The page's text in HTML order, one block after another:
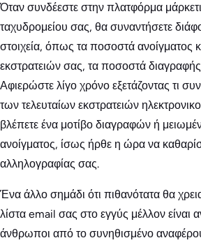
Όταν συνδέεστε στην πλατφόρμα
ταχυδρομείου σας, θα συναντήσετε
στοιχεία, όπως τα ποσοστά ανοίγματος
εκστρατειών σας, τα ποσοστά
Αφιερώστε λίγο χρόνο εξετάζοντας τι
των τελευταίων εκστρατειών
βλέπετε ένα μοτίβο διαγραφών ή
ανοίγματος, ίσως ήρθε η ώρα να
αλληλογραφίας σας.
Ένα άλλο σημάδι ότι πιθανότατα θα
λίστα email σας στο εγγύς μέλλον είναι
άνθρωποι από το συνηθισμένο